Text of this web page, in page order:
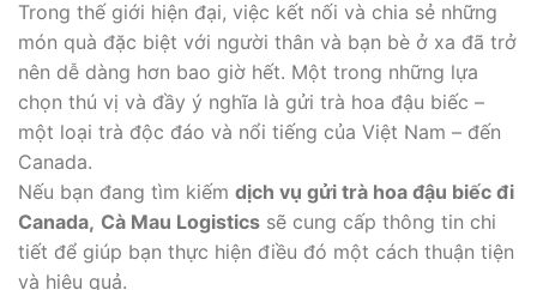
Trong thế giới hiện đại, việc kết nối và chia sẻ những
món quà đặc biệt với người thân và bạn bè ở xa đã trở
nên dễ dàng hơn bao giờ hết. Một trong những lựa
chọn thú vị và đầy ý nghĩa là gửi trà hoa đậu biếc –
một loại trà độc đáo và nổi tiếng của Việt Nam – đến
Canada.
Nếu bạn đang tìm kiếm dịch vụ gửi trà hoa đậu biếc đi
Canada, Cà Mau Logistics sẽ cung cấp thông tin chi
tiết để giúp bạn thực hiện điều đó một cách thuận tiện
và hiệu quả.